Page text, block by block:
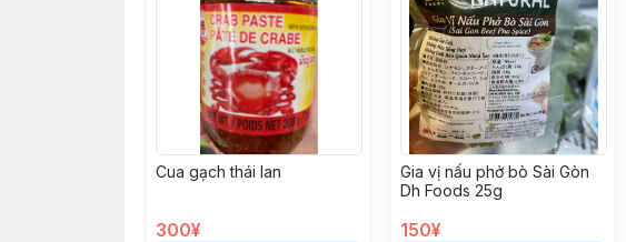
Cua gạch thái lan
300¥
Gia vị nấu phở bò Sài Gòn
Dh Foods 25g
150¥